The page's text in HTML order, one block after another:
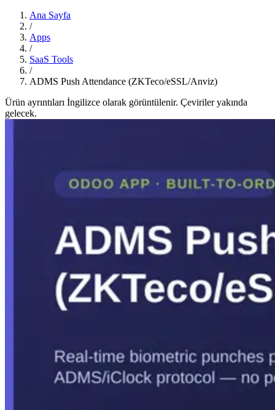
Ana Sayfa
/
Apps
/
SaaS Tools
/
ADMS Push Attendance (ZKTeco/eSSL/Anviz)
Ürün ayrıntıları İngilizce olarak görüntülenir. Çeviriler yakında
gelecek.